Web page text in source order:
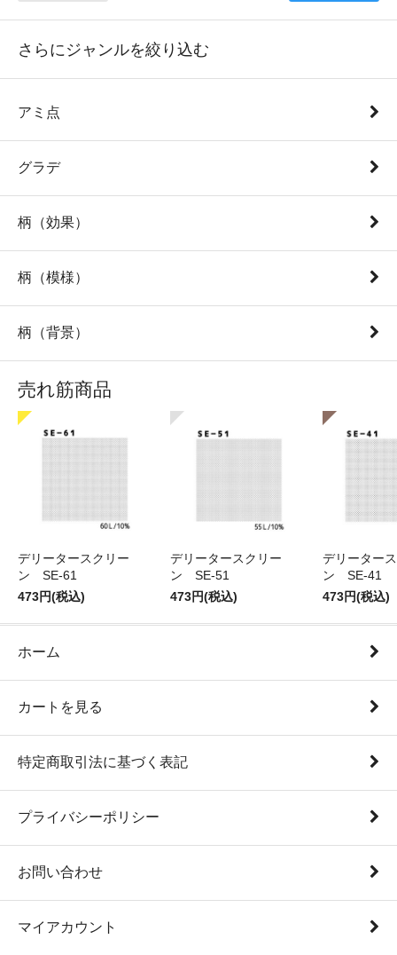
さらにジャンルを絞り込む
アミ点
グラデ
柄（効果）
柄（模様）
柄（背景）
売れ筋商品
デリータースクリー
ン SE-61
473円(税込)
デリータースクリー
ン SE-51
473円(税込)
デリーター
ン SE-41
473円(税込)
ホーム
カートを見る
特定商取引法に基づく表記
プライバシーポリシー
お問い合わせ
マイアカウント